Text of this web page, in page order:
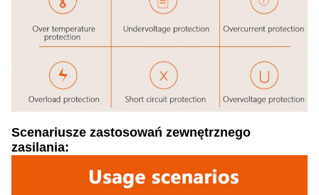
Scenariusze zastosowań zewnętrznego
zasilania: